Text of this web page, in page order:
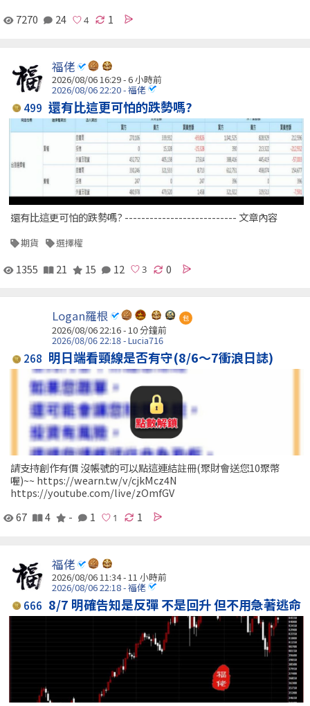
7270 24 1
福佬
2026/08/06 16:29 -6 小時前
2026/08/06 22:20 - 福佬
499 還有比這更可怕的跌勢嗎?
還有比這更可怕的跌勢嗎? --------------------------- 文章內容
期貨 選擇權
1355 21 15 12 0
Logan羅根 包
2026/08/06 22:16 -10 分鐘前
2026/08/06 22:18 - Lucia716
268 明日端看頸線是否有守(8/6～7衝浪日誌)
請支持創作有價 沒帳號的可以點這連結註冊(聚財會送您10聚幣
喔)~~ https://wearn.tw/v/cjkMcz4N
https://youtube.com/live/zOmfGV
67
4 - 1 1
福佬
2026/08/06 11:34 -11 小時前
2026/08/06 22:18 - 福佬
666 8/7 明確告知是反彈 不是回升 但不用急著逃命